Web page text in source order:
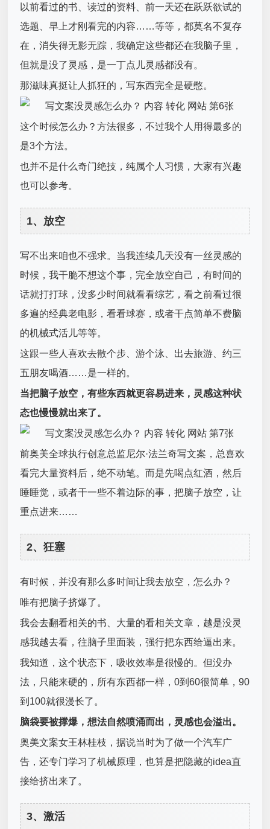
以前看过的书、读过的资料、前一天还在跃跃欲试的
选题、早上才刚看完的内容……等等，都莫名不复存
在，消失得无影无踪，我确定这些都还在我脑子里，
但就是没了灵感，是一丁点儿灵感都没有。
那滋味真挺让人抓狂的，写东西完全是硬憋。
这个时候怎么办？方法很多，不过我个人用得最多的
是3个方法。
也并不是什么奇门绝技，纯属个人习惯，大家有兴趣
也可以参考。
1、放空
写不出来咱也不强求。当我连续几天没有一丝灵感的
时候，我干脆不想这个事，完全放空自己，有时间的
话就打打球，没多少时间就看看综艺，看之前看过很
多遍的经典老电影，看看球赛，或者干点简单不费脑
的机械式活儿等等。
这跟一些人喜欢去散个步、游个泳、出去旅游、约三
五朋友喝酒……是一样的。
当把脑子放空，有些东西就更容易进来，灵感这种状
态也慢慢就出来了。
前奥美全球执行创意总监尼尔·法兰奇写文案，总喜欢
看完大量资料后，绝不动笔。而是先喝点红酒，然后
睡睡觉，或者干一些不着边际的事，把脑子放空，让
重点进来……
2、狂塞
有时候，并没有那么多时间让我去放空，怎么办？
唯有把脑子挤爆了。
我会去翻看相关的书、大量的看相关文章，越是没灵
感我越去看，往脑子里面装，强行把东西给逼出来。
我知道，这个状态下，吸收效率是很慢的。但没办
法，只能来硬的，所有东西都一样，0到60很简单，90
到100就很漫长了。
脑袋要被撑爆，想法自然喷涌而出，灵感也会溢出。
奥美文案女王林桂枝，据说当时为了做一个汽车广
告，还专门学习了机械原理，也算是把隐藏的idea直
接给挤出来了。
3、激活